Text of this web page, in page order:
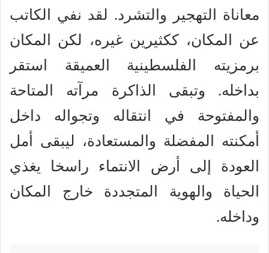
معاناة التهجير والتشرد. لقد نفي الكاتب
عن المكان، ككثيرين غيره، لكن المكان
برمزيته الفلسطينية العميقة استقر
بداخله. وتبقى الذاكرة مرآته المتاحة
والمفتوحة في انتقاله وتجواله داخل
أمكنته المفضلة والمستعادة، ليبقى أمل
العودة إلى أرض الانتماء راسخا يغذي
الحياة والهوية المتجددة خارج المكان
وداخله.